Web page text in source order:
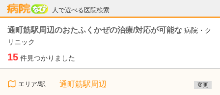
人で選べる医院検索
病院なび
通町筋駅周辺のおたふくかぜの治療/対応が可能な 病院・ク
リニック
15 件見つかりました
エリア/駅 通町筋駅周辺 変更